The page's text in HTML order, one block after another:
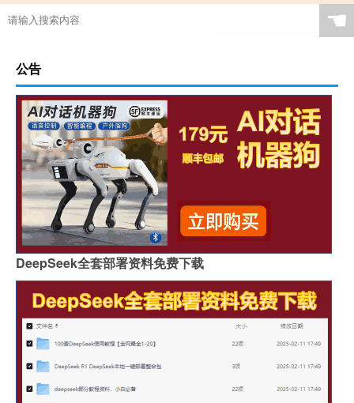
☚
公告
DeepSeek全套部署资料免费下载